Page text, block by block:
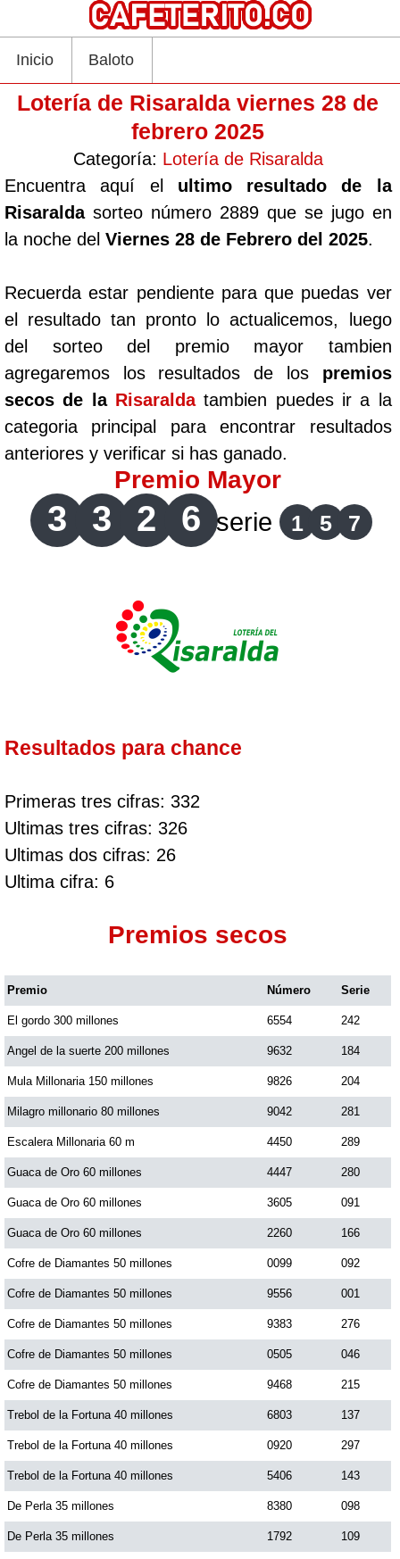
Inicio Baloto
Lotería de Risaralda viernes 28 de
febrero 2025
Categoría: Lotería de Risaralda
Encuentra aquí el ultimo resultado de la
Risaraldasorteo número 2889 que se jugo en
la noche del Viernes 28 de Febrero del 2025.
Recuerda estar pendiente para que puedas ver
el resultado tan pronto lo actualicemos, luego
del sorteo del premio mayor tambien
agregaremos los resultados de los premios
secos de la Risaraldatambien puedes ir a la
categoria principal para encontrar resultados
anteriores y verificar si has ganado.
Premio Mayor
3 3 2 6 serie 1 5 7
Resultados para chance
Primeras tres cifras: 332
Ultimas tres cifras: 326
Ultimas dos cifras: 26
Ultima cifra: 6
Premios secos
Premio Número Serie
El gordo 300 millones 6554 242
Angel de la suerte 200 millones 9632 184
Mula Millonaria 150 millones 9826 204
Milagro millonario 80 millones 9042 281
Escalera Millonaria 60 m 4450 289
Guaca de Oro 60 millones 4447 280
Guaca de Oro 60 millones 3605 091
Guaca de Oro 60 millones 2260 166
Cofre de Diamantes 50 millones 0099 092
Cofre de Diamantes 50 millones 9556 001
Cofre de Diamantes 50 millones 9383 276
Cofre de Diamantes 50 millones 0505 046
Cofre de Diamantes 50 millones 9468 215
Trebol de la Fortuna 40 millones 6803 137
Trebol de la Fortuna 40 millones 0920 297
Trebol de la Fortuna 40 millones 5406 143
De Perla 35 millones 8380 098
De Perla 35 millones 1792 109